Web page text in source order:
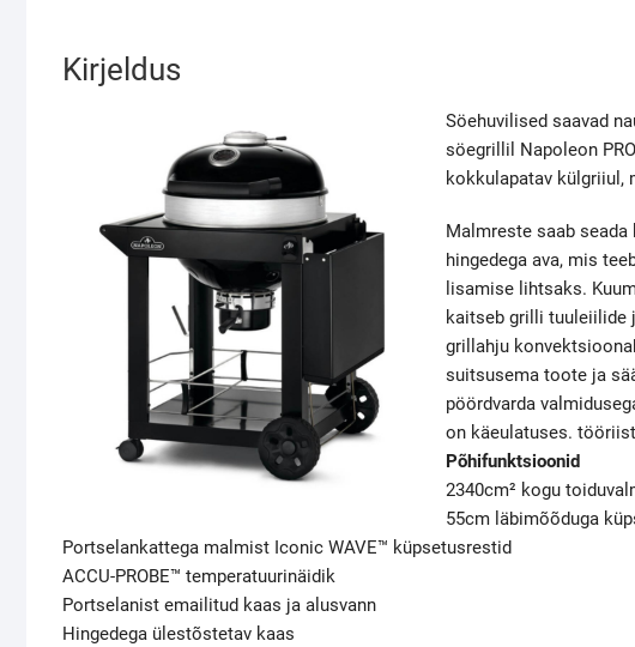
Kirjeldus
Söehuvilised saavad
söegrillil Napoleon
kokkulapatav külgriiul,
Malmreste saab
hingedega ava, mis
lisamise lihtsaks.
kaitseb grilli tuuleiilide
grillahju
suitsusema toote ja
pöördvarda
on käeulatuses.
Põhifunktsioonid
2340cm² kogu
55cm läbimõõduga
Portselankattega malmist Iconic WAVE™ küpsetusrestid
ACCU-PROBE™ temperatuurinäidik
Portselanist emailitud kaas ja alusvann
Hingedega ülestõstetav kaas